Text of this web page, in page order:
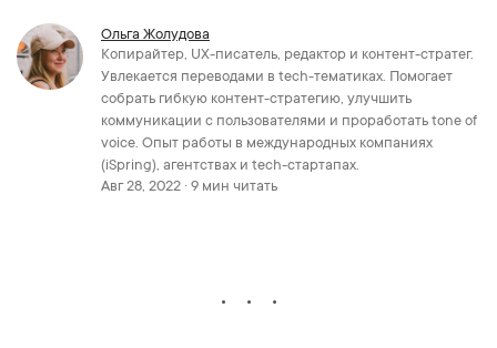
Ольга Жолудова
Копирайтер, UX-писатель, редактор и контент-стратег.
Увлекается переводами в tech-тематиках. Помогает
собрать гибкую контент-стратегию, улучшить
коммуникации с пользователями и проработать tone of
voice. Опыт работы в международных компаниях
(iSpring), агентствах и tech-стартапах.
Авг 28, 2022 · 9 мин читать